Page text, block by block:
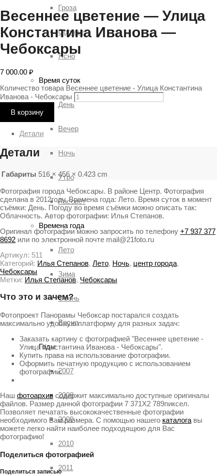
Гроза
Солнце
Ясно
Время суток
День
Вечер
Ночь
Утро
Рассвет
Времена года
Лето
Зима
Осень
Весна
Годы
2007
2008
2009
2010
2011
Весеннее цветение — Улица
Константина Иванова —
Чебоксары
7 000.00 ₽
Количество товара Весеннее цветение - Улица Константина
Иванова - Чебоксары
В корзину
Детали
Детали
Габариты 516 × 456 × 0.423 cm
Фотография города Чебоксары. В районе Центр. Фотография
сделана в 2012году. Времена года: Лето. Время суток в момент
съёмки: День. Погоду во время съёмки можно описать так:
Облачность. Автор фотографии: Илья Степанов.
Оригинал фотографии можно запросить по телефону +7 937 377
8692 или по электронной почте mail@21foto.ru
Артикул: 511
Категорий: Илья Степанов, Лето, Ночь, центр города,
Чебоксары
Метки: Илья Степанов, Чебоксары
Что это и зачем?
Фотопроект Панорамы Чебоксар постарался создать
максимально удобную платформу для разных задач:
Заказать картину с фотографией "Весеннее цветение -
Улица Константина Иванова - Чебоксары".
Купить права на использование фотографии.
Оформить печатную продукцию с использованием
фотографии.
Наш фотоархив содержит максимально доступные оригиналы
файлов. Размер данной фотографии 7 371X2 789пиксел.
Позволяет печатать высококачественные фотографии
необходимого Вам размера. С помощью нашего каталога вы
можете легко найти наиболее подходящюю для Вас
фотографию!
Поделиться фотографией
Поделиться записью